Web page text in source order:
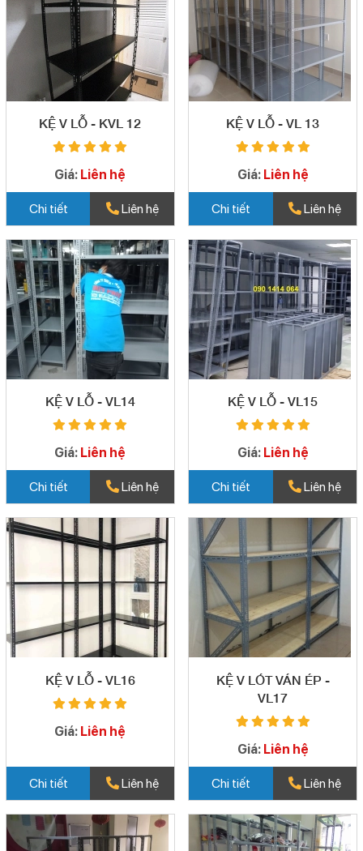
KỆ V LỖ - KVL 12
Giá: Liên hệ
Chi tiết Liên hệ
KỆ V LỖ - VL 13
Giá: Liên hệ
Chi tiết Liên hệ
KỆ V LỖ - VL14
Giá: Liên hệ
Chi tiết Liên hệ
KỆ V LỖ - VL15
Giá: Liên hệ
Chi tiết Liên hệ
KỆ V LỖ - VL16
Giá: Liên hệ
Chi tiết Liên hệ
KỆ V LÓT VÁN ÉP -
VL17
Giá: Liên hệ
Chi tiết Liên hệ